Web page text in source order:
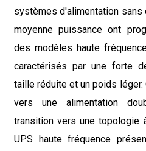
systèmes d'alimentation sans
moyenne puissance ont
des modèles haute
caractérisés par une forte
taille réduite et un poids
vers une alimentation
transition vers une topologie
UPS haute fréquence